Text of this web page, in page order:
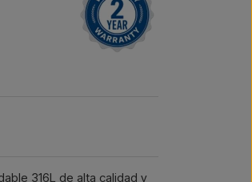
316L de alta calidad y